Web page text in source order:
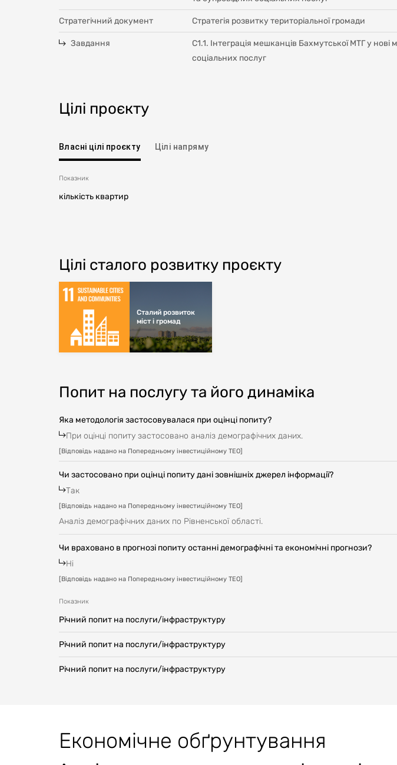
Стратегічний документ Стратегія розвитку територіальної громади
Завдання
С1.1. Інтеграція мешканців Бахмутської МТГ у
соціальних послуг
Цілі проєкту
Власні цілі проєкту Цілі напряму
Показник
кількість квартир
Цілі сталого розвитку проєкту
Сталий розвиток
міст і громад
Попит на послугу та його динаміка
Яка методологія застосовувалася при оцінці попиту?
При оцінці попиту застосовано аналіз демографічних даних.
[Відповідь надано на Попередньому інвестиційному ТЕО]
Чи застосовано при оцінці попиту дані зовнішніх джерел інформації?
Так
[Відповідь надано на Попередньому інвестиційному ТЕО]
Аналіз демографічних даних по Рівненської області.
Чи враховано в прогнозі попиту останні демографічні та економічні прогнози?
Ні
[Відповідь надано на Попередньому інвестиційному ТЕО]
Показник
Річний попит на послуги/інфраструктуру
Річний попит на послуги/інфраструктуру
Річний попит на послуги/інфраструктуру
Економічне обґрунтування